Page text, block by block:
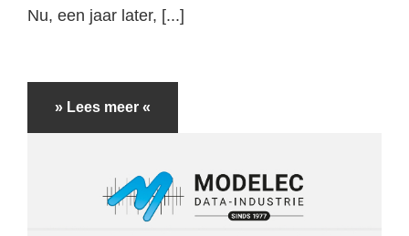
Nu, een jaar later, [...]
» Lees meer «